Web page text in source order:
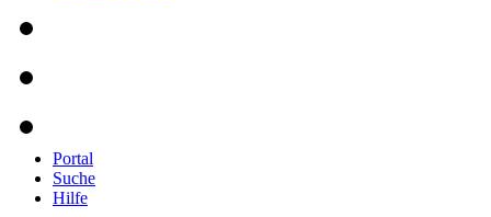
Portal
Suche
Hilfe